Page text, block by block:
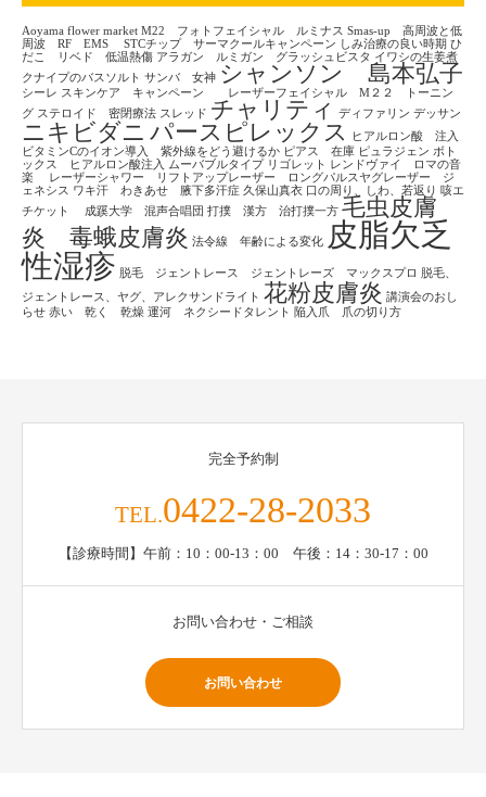
Aoyama flower market M22 フォトフェイシャル ルミナス Smas-up 高周波と低
周波 RF EMS
STCチップ サーマクールキャンペーン しみ治療の良い時期 ひ
だこ リベド 低温熱傷 アラガン ルミガン グラッシュビスタ イワシの生姜煮
クナイプのバスソルト サンバ 女神 シャンソン 島本弘子
シーレ スキンケア キャンペーン レーザーフェイシャル M２２ トーニン
グ ステロイド 密閉療法 スレッド チャリティ ディファリン デッサン
ニキビダニ パースピレックス
ヒアルロン酸 注入
ビタミンCのイオン導入 紫外線をどう避けるか ピアス 在庫 ピュラジェン ボト
ックス ヒアルロン酸注入
ムーバブルタイプ リゴレット レンドヴァイ ロマの音
楽
レーザーシャワー リフトアップレーザー ロングパルスヤグレーザー ジ
ェネシス ワキ汗 わきあせ 腋下多汗症 久保山真衣 口の周り、しわ、若返り 咳エ
チケット
成蹊大学 混声合唱団 打撲 漢方 治打撲一方 毛虫皮膚
炎 毒蛾皮膚炎 法令線 年齢による変化
皮脂欠乏
性湿疹 脱毛 ジェントレース ジェントレーズ マックスプロ
脱毛、
ジェントレース、ヤグ、アレクサンドライト 花粉皮膚炎 講演会のおし
らせ 赤い 乾く 乾燥 運河 ネクシードタレント 陥入爪 爪の切り方
完全予約制
TEL.0422-28-2033
【診療時間】午前：10：00-13：00 午後：14：30-17：00
お問い合わせ・ご相談
お問い合わせ